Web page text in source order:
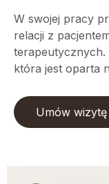
W swojej pracy
relacji z
terapeutycznych.
która jest oparta
Umów wizytę